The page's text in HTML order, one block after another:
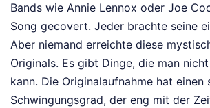
Bands wie Annie Lennox oder Joe
Song gecovert. Jeder brachte seine
Aber niemand erreichte diese
Originals. Es gibt Dinge, die man
kann. Die Originalaufnahme hat einen
Schwingungsgrad, der eng mit der